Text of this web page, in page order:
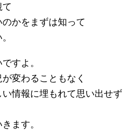
かをまずは知って
すよ。
変わることもなく
情報に埋もれて思い出せず
ます。